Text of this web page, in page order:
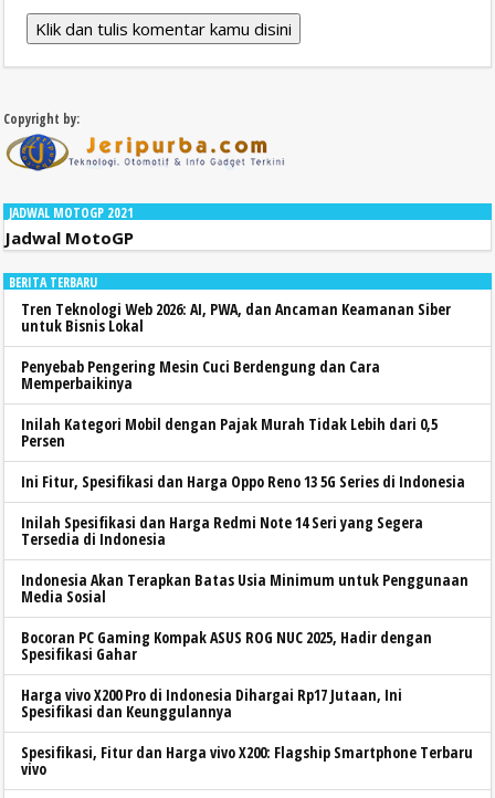
Klik dan tulis komentar kamu disini
Copyright by:
JADWAL MOTOGP 2021
Jadwal MotoGP
BERITA TERBARU
Tren Teknologi Web 2026: AI, PWA, dan Ancaman Keamanan Siber
untuk Bisnis Lokal
Penyebab Pengering Mesin Cuci Berdengung dan Cara
Memperbaikinya
Inilah Kategori Mobil dengan Pajak Murah Tidak Lebih dari 0,5
Persen
Ini Fitur, Spesifikasi dan Harga Oppo Reno 13 5G Series di Indonesia
Inilah Spesifikasi dan Harga Redmi Note 14 Seri yang Segera
Tersedia di Indonesia
Indonesia Akan Terapkan Batas Usia Minimum untuk Penggunaan
Media Sosial
Bocoran PC Gaming Kompak ASUS ROG NUC 2025, Hadir dengan
Spesifikasi Gahar
Harga vivo X200 Pro di Indonesia Dihargai Rp17 Jutaan, Ini
Spesifikasi dan Keunggulannya
Spesifikasi, Fitur dan Harga vivo X200: Flagship Smartphone Terbaru
vivo